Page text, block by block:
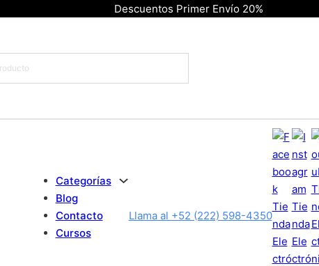
Descuentos Primer Envío 20%
Categorías
Blog
Contacto
Cursos
Llama al +52 (222) 598-4350